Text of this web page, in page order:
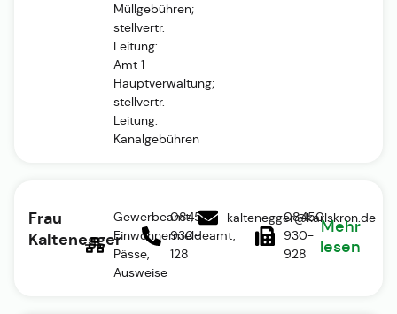
Müllgebühren;
stellvertr.
Leitung:
Amt 1 -
Hauptverwaltung;
stellvertr.
Leitung:
Kanalgebühren
Frau
Kaltenegger
Gewerbeamt,
Einwohnermeldeamt,
Pässe,
Ausweise
08450
930-
128
kaltenegger@karlskron.de
08450
930-
928
Mehr
lesen